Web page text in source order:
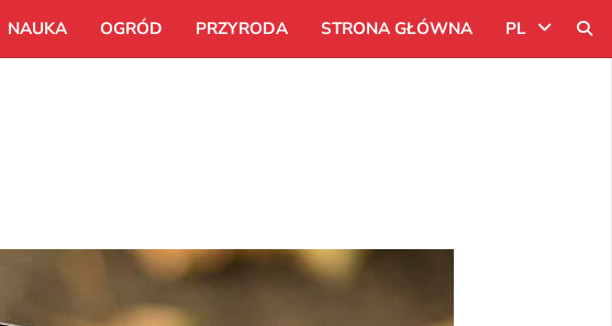
NAUKA OGRÓD PRZYRODA STRONA GŁÓWNA PL